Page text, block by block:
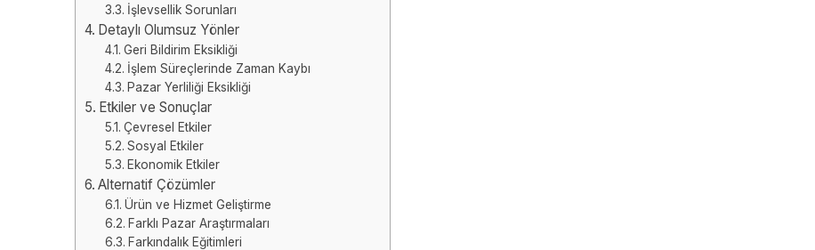
İşlevsellik Sorunları
Detaylı Olumsuz Yönler
Geri Bildirim Eksikliği
İşlem Süreçlerinde Zaman Kaybı
Pazar Yerliliği Eksikliği
Etkiler ve Sonuçlar
Çevresel Etkiler
Sosyal Etkiler
Ekonomik Etkiler
Alternatif Çözümler
Ürün ve Hizmet Geliştirme
Farklı Pazar Araştırmaları
Farkındalık Eğitimleri